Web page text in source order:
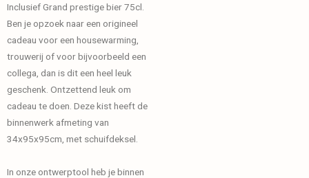
Inclusief Grand prestige bier 75cl.
Ben je opzoek naar een origineel
cadeau voor een housewarming,
trouwerij of voor bijvoorbeeld een
collega, dan is dit een heel leuk
geschenk. Ontzettend leuk om
cadeau te doen. Deze kist heeft de
binnenwerk afmeting van
34x95x95cm, met schuifdeksel.
In onze ontwerptool heb je binnen